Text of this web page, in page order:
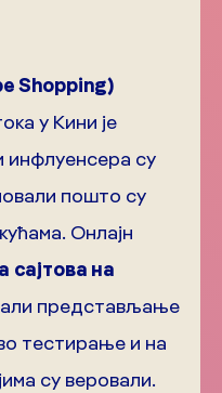
Shopping)
у Кини је
инфлуенсера су
пошто су
Онлајн
сајтова на
представљање
тестирање и на
су веровали.